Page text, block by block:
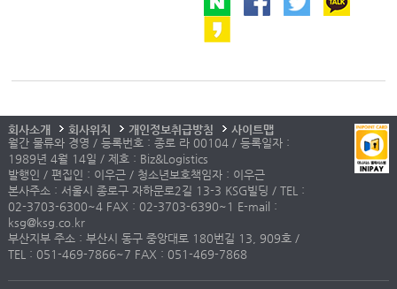
회사소개 회사위치 개인정보취급방침
사이트맵
월간 물류와 경영 / 등록번호 : 종로 라 00104 / 등록일자 :
1989년 4월 14일 / 제호 : Biz&Logistics
발행인 / 편집인 : 이우근 / 청소년보호책임자 : 이우근
본사주소 : 서울시 종로구 자하문로2길 13-3 KSG빌딩 / TEL :
02-3703-6300~4 FAX : 02-3703-6390~1 E-mail :
ksg@ksg.co.kr
부산지부 주소 : 부산시 동구 중앙대로 180번길 13, 909호 /
TEL : 051-469-7866~7 FAX : 051-469-7868